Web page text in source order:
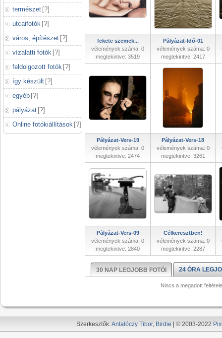
természet [?]
utcaifotók [?]
város, építészet [?]
vízalatti fotók [?]
feldolgozott fotók [?]
így készült [?]
egyéb [?]
pályázat [?]
Online fotókiállítások [?]
fekete szemek...
vélemények száma: 0
megtekintve: 3519
Pályázat-Idő-01
vélemények száma: 0
megtekintve: 2417
Pályázat-Vers-19
vélemények száma: 0
megtekintve: 2474
Pályázat-Vers-18
vélemények száma: 0
megtekintve: 3261
Pályázat-Vers-09
vélemények száma: 0
megtekintve: 2840
Célkeresztben!
vélemények száma: 0
megtekintve: 2287
30 NAP LEGJOBB FOTÓI 24 ÓRA
Nincs a megadott
Szerkesztők:Antalóczy Tibor, Birdie | © 2003-2022